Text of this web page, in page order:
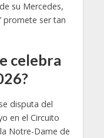
su Mercedes,
promete ser tan
celebra
disputa del
en el Circuito
Notre-Dame de